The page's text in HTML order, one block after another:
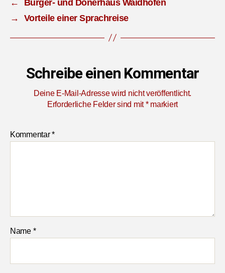
←
Burger- und Dönerhaus Waidhofen
→
Vorteile einer Sprachreise
Schreibe einen Kommentar
Deine E-Mail-Adresse wird nicht veröffentlicht.
Erforderliche Felder sind mit*markiert
Kommentar*
Name *